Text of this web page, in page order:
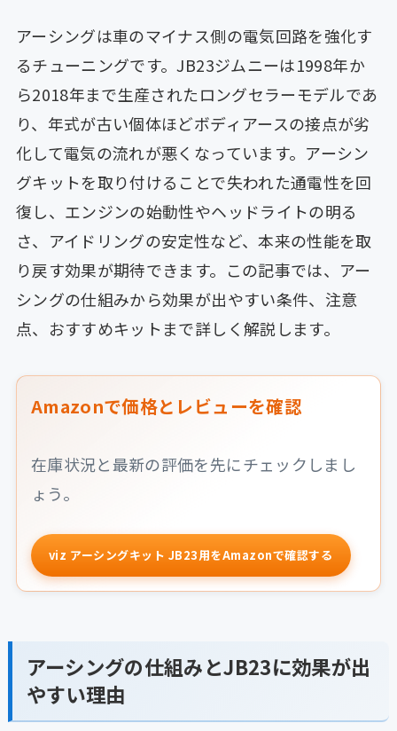
アーシングは車のマイナス側の電気回路を強化す
るチューニングです。JB23ジムニーは1998年か
ら2018年まで生産されたロングセラーモデルであ
り、年式が古い個体ほどボディアースの接点が劣
化して電気の流れが悪くなっています。アーシン
グキットを取り付けることで失われた通電性を回
復し、エンジンの始動性やヘッドライトの明る
さ、アイドリングの安定性など、本来の性能を取
り戻す効果が期待できます。この記事では、アー
シングの仕組みから効果が出やすい条件、注意
点、おすすめキットまで詳しく解説します。
Amazonで価格とレビューを確認
在庫状況と最新の評価を先にチェックしまし
ょう。
viz アーシングキット JB23用をAmazonで確認する
アーシングの仕組みとJB23に効果が出
やすい理由